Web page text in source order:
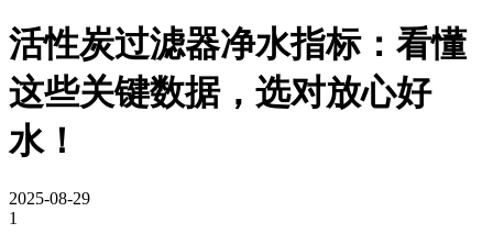
活性炭过滤器净水指标：看懂
这些关键数据，选对放心好
水！
2025-08-29
1